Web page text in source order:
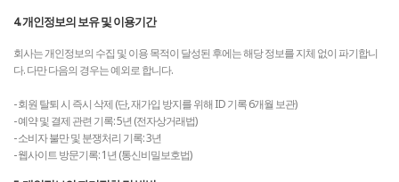
4. 개인정보의 보유 및 이용기간
회사는 개인정보의 수집 및 이용 목적이 달성된 후에는 해당 정보를 지체 없이 파기합니
다. 다만 다음의 경우는 예외로 합니다.
- 회원 탈퇴 시 즉시 삭제 (단, 재가입 방지를 위해 ID 기록 6개월 보관)
- 예약 및 결제 관련 기록: 5년 (전자상거래법)
- 소비자 불만 및 분쟁처리 기록: 3년
- 웹사이트 방문기록: 1년 (통신비밀보호법)